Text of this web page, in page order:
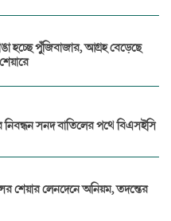
হচ্ছে পুঁজিবাজার, আগ্রহ বেড়েছে
নিবন্ধন সনদ বাতিলের পথে বিএসইসি
শেয়ার লেনদেনে অনিয়ম, তদন্তের